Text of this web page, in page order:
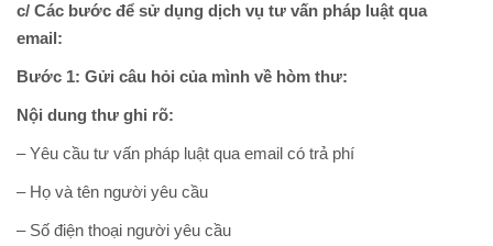
c/ Các bước để sử dụng dịch vụ tư vấn pháp luật qua
email:
Bước 1: Gửi câu hỏi của mình về hòm thư:
Nội dung thư ghi rõ:
– Yêu cầu tư vấn pháp luật qua email có trả phí
– Họ và tên người yêu cầu
– Số điện thoại người yêu cầu